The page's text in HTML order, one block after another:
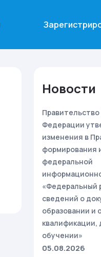
Новости
Федерации
изменения в
формирования
федеральной
«Федеральный
сведений о
образовании и
квалификации,
обучении»
05.08.2026